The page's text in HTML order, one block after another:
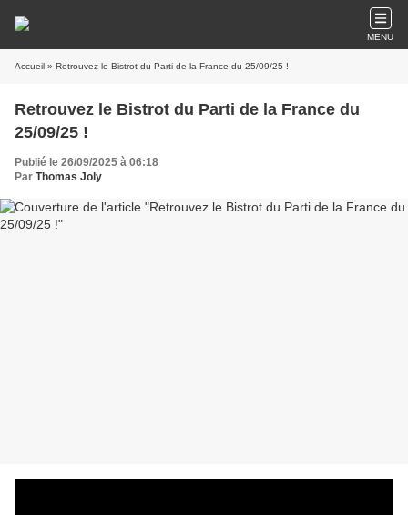
MENU
Accueil » Retrouvez le Bistrot du Parti de la France du 25/09/25 !
Retrouvez le Bistrot du Parti de la France du
25/09/25 !
Publié le 26/09/2025 à 06:18
Par Thomas Joly